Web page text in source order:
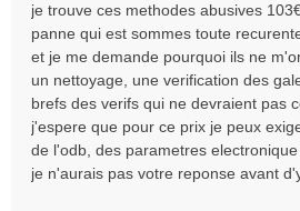
je trouve ces methodes abusives
panne qui est sommes toute
et je me demande pourquoi ils ne
un nettoyage, une verification des
brefs des verifs qui ne devraient pas
j'espere que pour ce prix je peux
de l'odb, des parametres
je n'aurais pas votre reponse avant